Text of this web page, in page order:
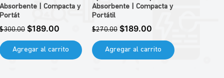
Absorbente | Compacta y
Portát
$300.00 Precio de oferta
$189.00
Agregar al carrito
Absorbente | Compacta y
Portátil
Precio
$270.00 Precio de oferta
$189.00
Agregar al carrito